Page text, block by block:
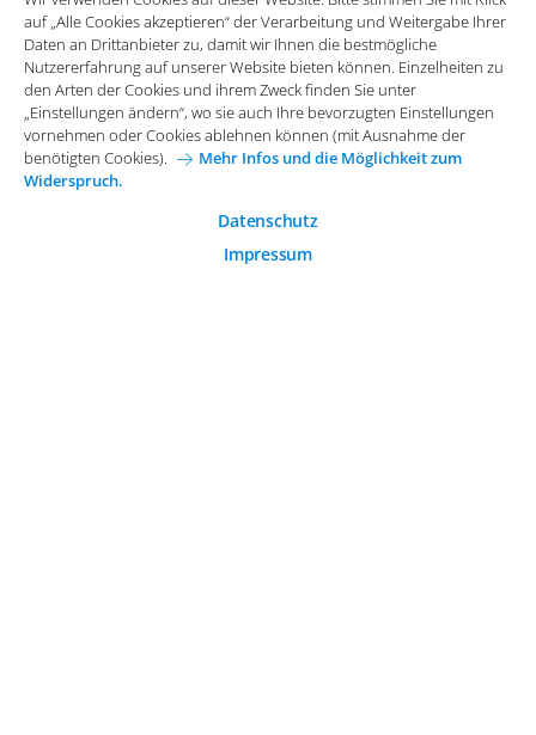
Impressum Datenschutz
Allgemeine Einkaufsbedingungen
Karriere bei Arvato Systems Kontakt
auf „Alle Cookies akzeptieren“ der Verarbeitung und Weitergabe Ihrer
Daten an Drittanbieter zu, damit wir Ihnen die bestmögliche
Nutzererfahrung auf unserer Website bieten können. Einzelheiten zu
den Arten der Cookies und ihrem Zweck finden Sie unter
„Einstellungen ändern“, wo sie auch Ihre bevorzugten Einstellungen
vornehmen oder Cookies ablehnen können (mit Ausnahme der
benötigten Cookies).
Mehr Infos und die Möglichkeit zum
Widerspruch.
Datenschutz
Impressum
benötigten Cookies).
Mehr Infos und die Möglichkeit zum
Widerspruch.
Funktionale Cookies
Diese Cookies sind essenziell wichtig für die einwandfreie
Funktion der Website.
Analytische Cookies
Analytische Cookies werden verwendet, um das